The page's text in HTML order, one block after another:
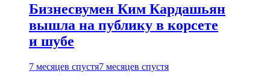
Бизнесвумен Ким Кардашьян
вышла на публику в корсете
и шубе
7 месяцев спустя7 месяцев спустя